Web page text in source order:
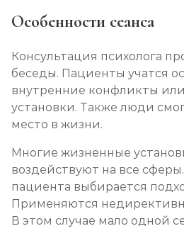
Особенности сеанса
Консультация психолога
беседы. Пациенты учатся
внутренние конфликты
установки. Также люди
место в жизни.
Многие жизненные
воздействуют на все
пациента выбирается
Применяются
В этом случае мало одной